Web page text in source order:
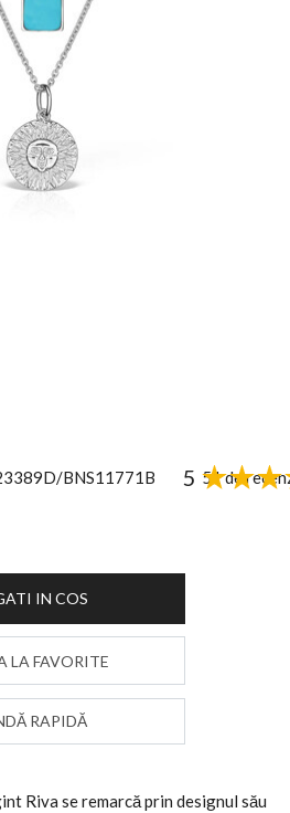
BNS11771B 5 51 de
IN COS
RAPIDĂ
LA FAVORITE
Riva se remarcă prin designul său